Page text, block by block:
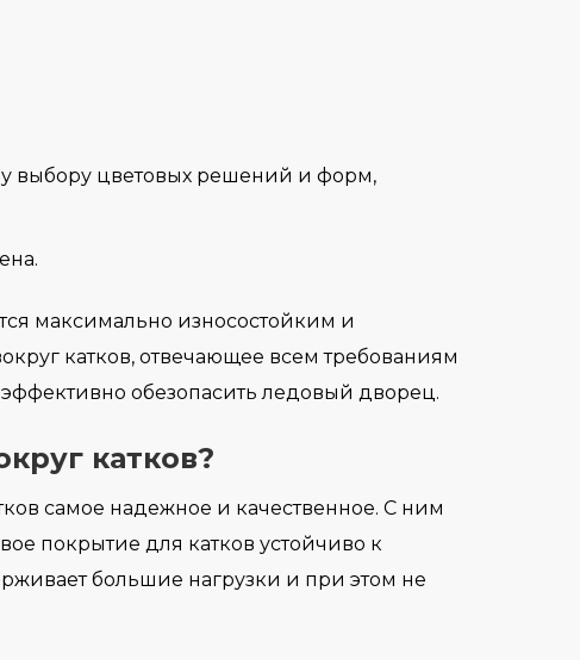
выбору цветовых решений и форм,
максимально износостойким и
катков, отвечающее всем требованиям
обезопасить ледовый дворец.
катков?
самое надежное и качественное. С ним
покрытие для катков устойчиво к
большие нагрузки и при этом не